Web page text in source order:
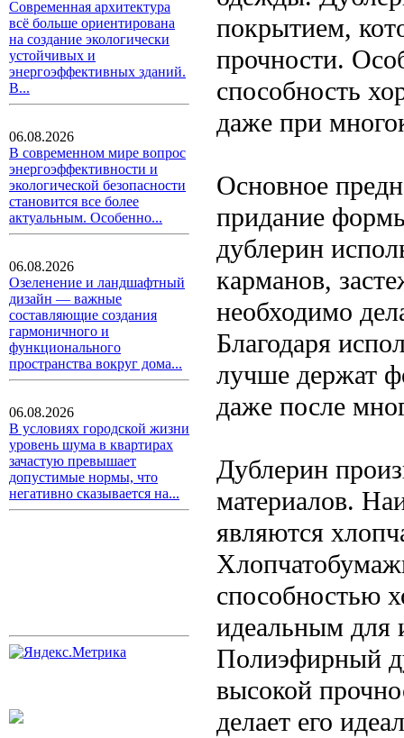
Современная архитектура
всё больше ориентирована
на создание экологически
устойчивых и
энергоэффективных зданий.
В...
06.08.2026
В современном мире вопрос
энергоэффективности и
экологической безопасности
становится все более
актуальным. Особенно...
06.08.2026
Озеленение и ландшафтный
дизайн — важные
составляющие создания
гармоничного и
функционального
пространства вокруг дома...
06.08.2026
В условиях городской жизни
уровень шума в квартирах
зачастую превышает
допустимые нормы, что
негативно сказывается на...
покрытием,
прочности.
способность
даже при
Основное
придание
дублерин
карманов,
необходимо
Благодаря
лучше держат
даже после
Дублерин
материалов.
являются
способностью
идеальным для
Полиэфирный
высокой
делает его